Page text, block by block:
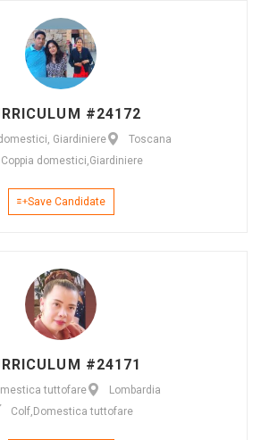
#24172
Giardiniere
Toscana
Coppia domestici,Giardiniere
Save Candidate
#24171
tuttofare
Lombardia
Colf, Domestica tuttofare